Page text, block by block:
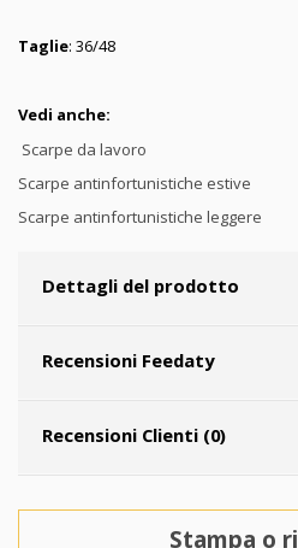
Taglie: 36/48
Vedi anche:
Scarpe da lavoro
Scarpe antinfortunistiche estive
Scarpe antinfortunistiche leggere
Dettagli del prodotto
Recensioni Feedaty
Recensioni Clienti (0)
Stampa o